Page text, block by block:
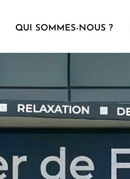
QUI SOMMES-NOUS ?